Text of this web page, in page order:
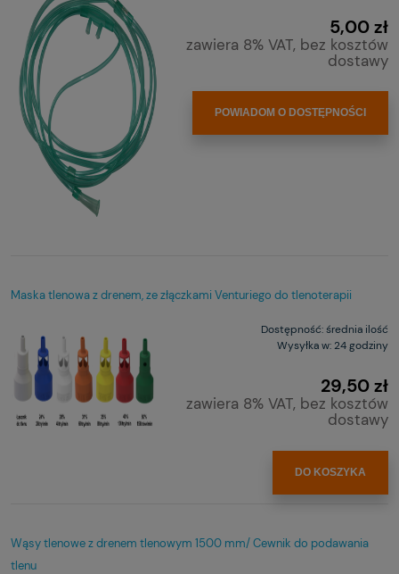
5,00 zł
zawiera 8% VAT, bez kosztów
dostawy
POWIADOM O DOSTĘPNOŚCI
Maska tlenowa z drenem, ze złączkami Venturiego do tlenoterapii
Dostępność:średnia ilość
Wysyłka w:24 godziny
29,50 zł
zawiera 8% VAT, bez kosztów
dostawy
DO KOSZYKA
Wąsy tlenowe z drenem tlenowym 1500 mm/ Cewnik do podawania
tlenu